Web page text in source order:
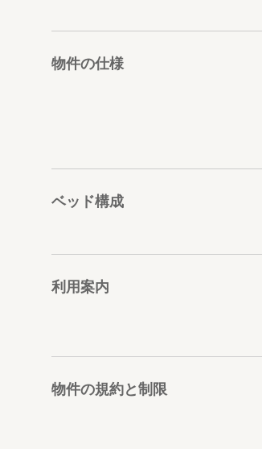
物件の仕様
ベッド構成
利用案内
物件の規約と制限